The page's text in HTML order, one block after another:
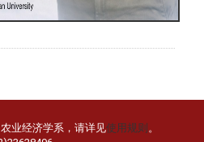
业经济学系，请详见使用规则 。